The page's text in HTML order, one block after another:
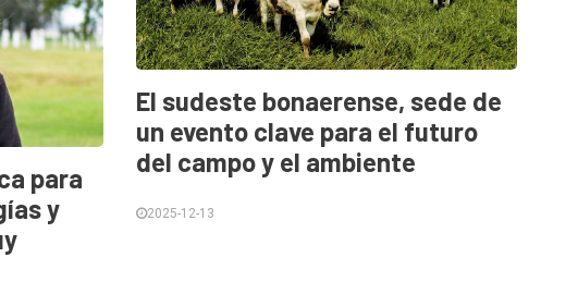
para
y
El sudeste bonaerense, sede de
un evento clave para el futuro
del campo y el ambiente
2025-12-13